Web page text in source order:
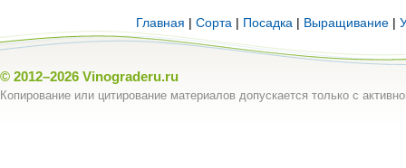
Главная | Сорта | Посадка | Выращивание |
© 2012–2026 Vinograderu.ru
Копирование или цитирование материалов допускается только с